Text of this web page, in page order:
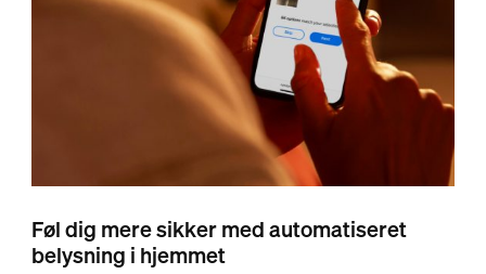
Føl dig mere sikker med automatiseret
belysning i hjemmet